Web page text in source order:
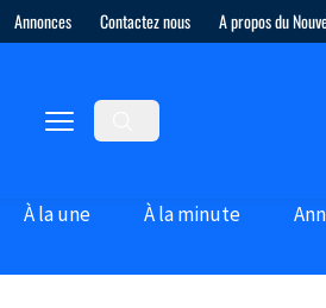
Annonces Contactez nous A propos du
À la une À la minute